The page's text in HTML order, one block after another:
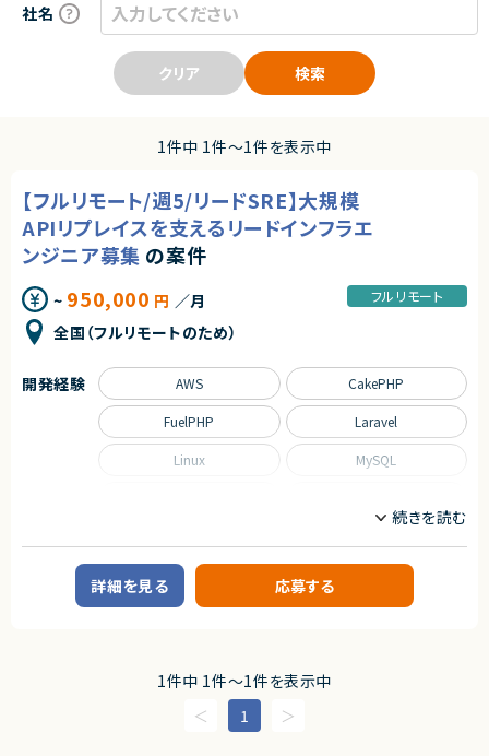
社名
クリア 検索
1件中 1件〜1件を表示中
【フルリモート/週5/リードSRE】大規模
APIリプレイスを支えるリードインフラエ
ンジニア募集 の案件
~ 950,000 円 ／月
全国（フルリモートのため）
フルリモート
職種
CTO/VPoE/テックリード インフラエンジニア/SRE
業務内容
■プロダクトやサービスの概要
既存システムからAPI中心のモダンな構成へ段階的に移行するプロジェクト
開発経験 AWS CakePHP
FuelPHP Laravel
Linux MySQL
詳細を見る 応募する
1件中 1件〜1件を表示中
1